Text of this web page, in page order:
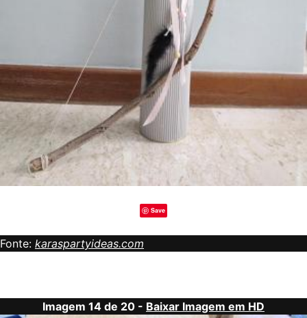
Save
Fonte: karaspartyideas.com
Imagem 14 de 20 - Baixar Imagem em HD